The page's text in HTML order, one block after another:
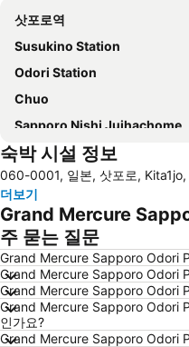
삿포로역
Susukino Station
Odori Station
Chuo
Sapporo Nishi Juihachome Station
Sakaemachi Station
Minami
숙박 시설 정보
060-0001, 일본, 삿포로,
더보기
Grand Mercure
주 묻는 질문
Grand Mercure Sapporo Odori
Grand Mercure Sapporo Odori
Grand Mercure Sapporo Odori
Grand Mercure Sapporo Odori
인가요?
Grand Mercure Sapporo Odori